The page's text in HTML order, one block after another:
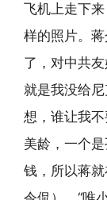
飞机上走下
样的照片。
了，对中共
就是我没给
想，谁让我
美龄，一个
钱，所以蒋